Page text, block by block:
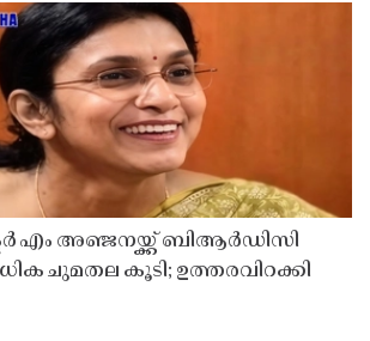
എം അഞ്ജനയ്ക്ക് ബിആർഡിസി
ചുമതല കൂടി; ഉത്തരവിറക്കി